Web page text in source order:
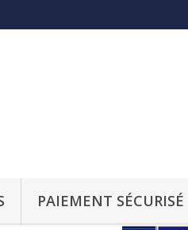
PAIEMENT SÉCURISÉ